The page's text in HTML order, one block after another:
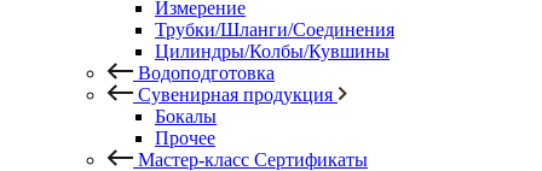
Измерение
Трубки/Шланги/Соединения
Цилиндры/Колбы/Кувшины
Водоподготовка
Сувенирная продукция
Бокалы
Прочее
Мастер-класс Сертификаты